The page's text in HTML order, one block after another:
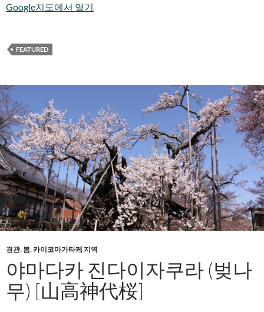
Google지도에서 열기
FEATURED
경관,봄,카이코마가타케 지역
야마다카 진다이자쿠라 (벚나
무) [山高神代桜]